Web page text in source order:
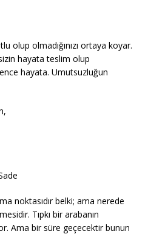
olup olmadığınızı ortaya koyar.
hayata teslim olup
hayata. Umutsuzluğun
noktasıdır belki; ama nerede
Tıpkı bir arabanın
Ama bir süre geçecektir bunun